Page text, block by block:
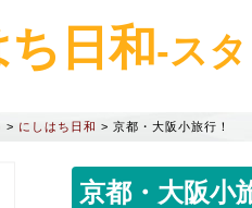
日和 -ス
> にしはち日和 > 京都・大阪小旅行！
京都・大阪小